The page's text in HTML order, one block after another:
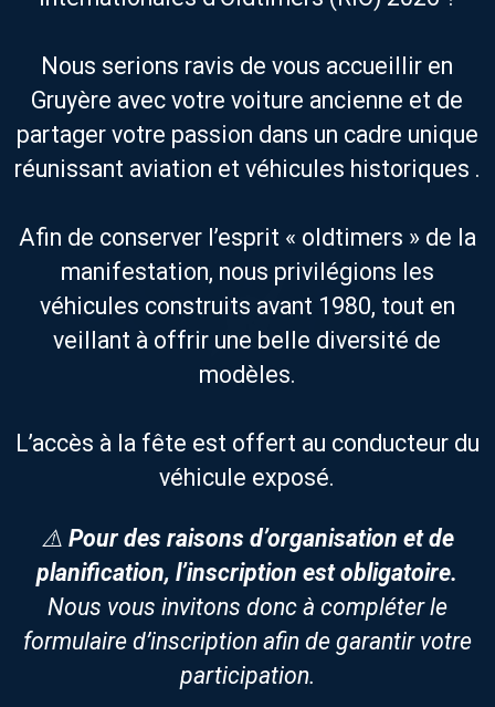
Nous serions ravis de vous accueillir en
Gruyère avec votre voiture ancienne et de
partager votre passion dans un cadre unique
réunissant aviation et véhicules historiques .
Afin de conserver l’esprit « oldtimers » de la
manifestation, nous privilégions les
véhicules construits avant 1980, tout en
veillant à offrir une belle diversité de
modèles.
L’accès à la fête est offert au conducteur du
véhicule exposé.
⚠️ Pour des raisons d’organisation et de
planification, l’inscription est obligatoire.
Nous vous invitons donc à compléter le
formulaire d’inscription afin de garantir votre
participation.